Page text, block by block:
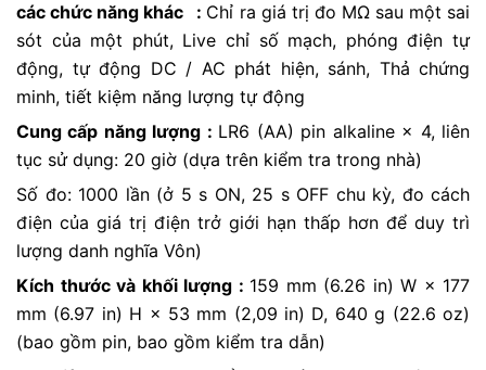
các chức năng khác : Chỉ ra giá trị đo MΩ sau một sai
sót của một phút, Live chỉ số mạch, phóng điện tự
động, tự động DC / AC phát hiện, sánh, Thả chứng
minh, tiết kiệm năng lượng tự động
Cung cấp năng lượng : LR6 (AA) pin alkaline × 4, liên
tục sử dụng: 20 giờ (dựa trên kiểm tra trong nhà)
Số đo: 1000 lần (ở 5 s ON, 25 s OFF chu kỳ, đo cách
điện của giá trị điện trở giới hạn thấp hơn để duy trì
lượng danh nghĩa Vôn)
Kích thước và khối lượng : 159 mm (6.26 in) W × 177
mm (6.97 in) H × 53 mm (2,09 in) D, 640 g (22.6 oz)
(bao gồm pin, bao gồm kiểm tra dẫn)